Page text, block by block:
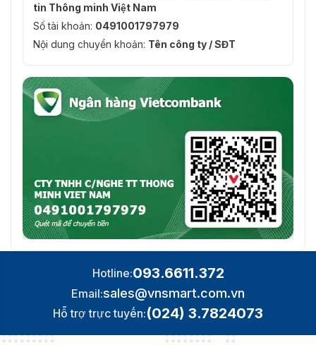
tin Thông minh Việt Nam
Số tài khoản: 0491001797979
Nội dung chuyển khoản: Tên công ty / SĐT
Hotline:093.6611.372
Email:sales@vnsmart.com.vn
Hỗ trợ trực tuyến:(024) 3.7824073